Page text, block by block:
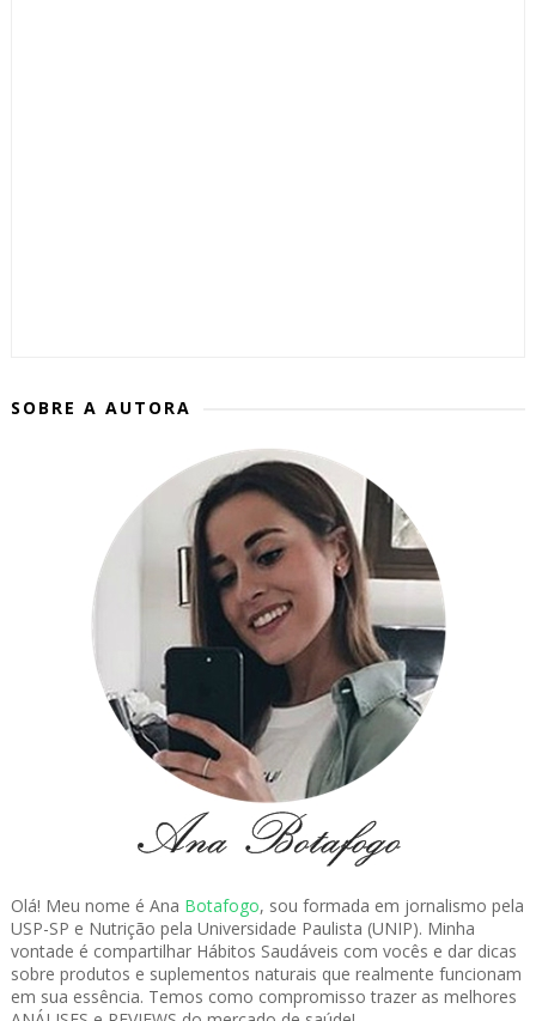
SOBRE A AUTORA
Olá! Meu nome é Ana Botafogo, sou formada em jornalismo pela
USP-SP e Nutrição pela Universidade Paulista (UNIP). Minha
vontade é compartilhar Hábitos Saudáveis com vocês e dar dicas
sobre produtos e suplementos naturais que realmente funcionam
em sua essência. Temos como compromisso trazer as melhores